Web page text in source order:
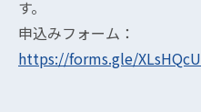
す。
申込みフォーム：
https://forms.gle/